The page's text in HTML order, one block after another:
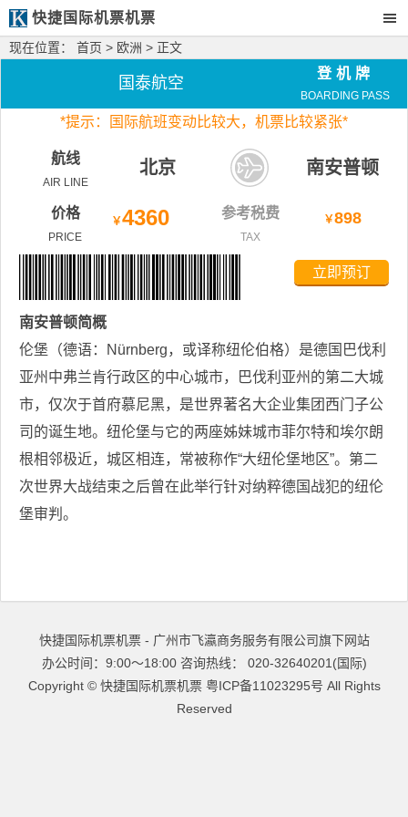
快捷国际机票机票
现在位置： 首页 > 欧洲 > 正文
国泰航空
登机牌
BOARDING PASS
*提示：国际航班变动比较大， 机票比较紧张*
航线
AIR LINE
北京 南安普顿
价格
PRICE
￥4360 参考税费
TAX
￥898
立即预订
南安普顿简概
伦堡（德语：Nürnberg，或译称纽伦伯格）是德国巴伐利
亚州中弗兰肯行政区的中心城市，巴伐利亚州的第二大城
市，仅次于首府慕尼黑，是世界著名大企业集团西门子公
司的诞生地。纽伦堡与它的两座姊妹城市菲尔特和埃尔朗
根相邻极近，城区相连，常被称作“大纽伦堡地区”。第二
次世界大战结束之后曾在此举行针对纳粹德国战犯的纽伦
堡审判。
快捷国际机票机票 - 广州市飞瀛商务服务有限公司旗下网站
办公时间：9:00～18:00 咨询热线： 020-32640201(国际)
Copyright © 快捷国际机票机票 粤ICP备11023295号 All Rights
Reserved